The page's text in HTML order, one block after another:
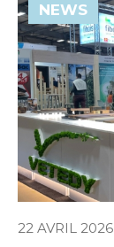
NEWS
22 AVRIL 2026